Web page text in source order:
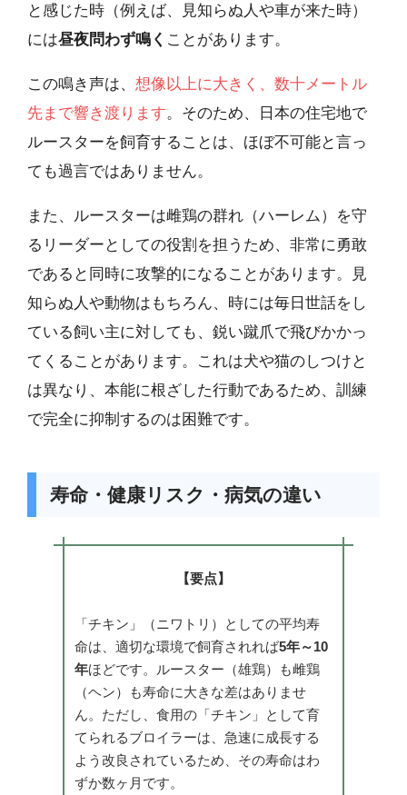
と感じた時（例えば、見知らぬ人や車が来た時）
には昼夜問わず鳴く ことがあります。
この鳴き声は、 想像以上に大きく、数十メートル
先まで響き渡ります。そのため、日本の住宅地で
ルースターを飼育することは、ほぼ不可能と言っ
ても過言ではありません。
また、ルースターは雌鶏の群れ（ハーレム）を守
るリーダーとしての役割を担うため、非常に勇敢
であると同時に攻撃的になることがあります。見
知らぬ人や動物はもちろん、時には毎日世話をし
ている飼い主に対しても、鋭い蹴爪で飛びかかっ
てくることがあります。これは犬や猫のしつけと
は異なり、本能に根ざした行動であるため、訓練
で完全に抑制するのは困難です。
寿命・健康リスク・病気の違い
【要点】
「チキン」（ニワトリ）としての平均寿
命は、適切な環境で飼育されれば5年～10
年ほどです。ルースター（雄鶏）も雌鶏
（ヘン）も寿命に大きな差はありませ
ん。ただし、食用の「チキン」として育
てられるブロイラーは、急速に成長する
よう改良されているため、その寿命はわ
ずか数ヶ月です。